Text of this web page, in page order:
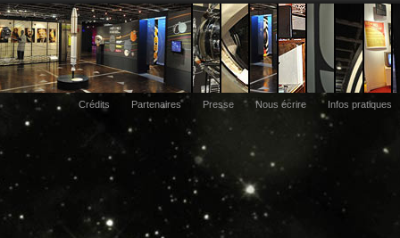
Crédits Partenaires Presse Nous écrire Infos pratiques